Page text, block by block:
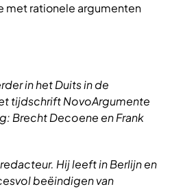
met rationele argumenten
in het Duits in de
tijdschrift NovoArgumente
Brecht Decoene en Frank
Hij leeft in Berlijn en
beëindigen van